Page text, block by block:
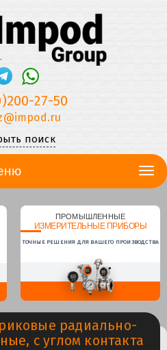
27-50
поиск
ПРОМЫШЛЕННЫЕ
ИЗМЕРИТЕЛЬНЫЕ ПРИБОРЫ
ТОЧНЫЕ РЕШЕНИЯ ДЛЯ ВАШЕГО ПРОИЗВОДСТВА
радиально-
с углом контакта